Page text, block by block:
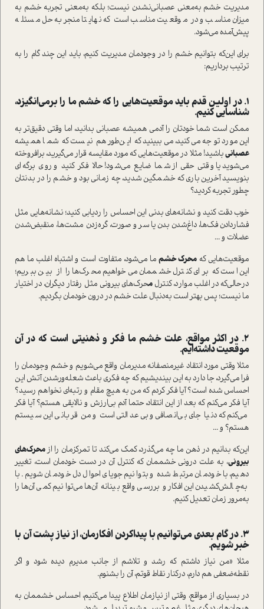
مدیریت خشم به‌معنی عصبانی‌نشدن نیست؛ بلکه به‌معنی تجربه خشم به‌
میزان مناسب و در موقعیت مناسب ا‌ست که نهایتا منجر‌به حل مسئله
پیش‌آمده می‌شود.
برای این‌که بتوانیم خشم را در وجودمان مدیریت کنیم، باید این چند گام را به
ترتیب برداریم:
1. در اولین قدم باید موقعیت‌هایی را که خشم ما را برمی‌انگیزد،
شناسایی کنیم.
ممکن ا‌ست شما خودتان را آدمی همیشه عصبانی بدانید، اما وقتی دقیق‌تر به
این مورد توجه می‌کنید، می‌ببینید که این‌طور هم نیست که شما همیشه
عصبانیباشید! مثلا در موقعیت‌هایی که مورد مقایسه قرار می‌گیرید، برافروخته
می‌شوید یا وقتی حقی از شما ضایع می‌شود! حالا فکر کنید و روی برگه‌ای
بنویسید آخرین باری که خشمگین شدید، چه زمانی بود و خشم را در بدنتان
چطور تجربه کردید؟
خوب دقت کنید و نشانه‌های بدنی این احساس را رد‌یابی کنید؛ نشانه‌هایی مثل
فشار‌دادن فک‌ها، داغ‌شدن بدن یا سر و صورت، گره‌زدن مشت‌ها، منقبض‌شدن
عضلات و ...
موقعیت‌هایی کهمحرک خشم ما می‌شود، متفاوت ا‌ست و اشتباه اغلب ما هم
این ا‌ست که برای کنترل خشممان می‌خواهیم محرک‌ها را از بین ببریم؛
در‌حالی‌که در اغلب موارد، کنترل محرک‌های بیرونی مثل رفتار دیگران، در اختیار
ما نیست؛ پس بهتر ا‌ست به‌دنبال علت خشم در درون خودمان بگردیم.
2. در اکثر مواقع، علت خشم ما فکر و ذهنیتی ا‌ست که در آن‌
موقعیت داشته‌ایم.
مثلا وقتی مورد انتقاد غیرمنصفانه مدیرمان واقع می‌شویم و خشم وجودمان را
فرا می‌گیرد، جا دارد به این بیندیشیم که چه فکری باعث شعله‌ور‌شدن آتش این
احساس شده ا‌ست؟ آیا فکر کردم که من به هیچ مقام و رتبه‌ای نخواهم رسید؟
آیا فکر می‌کنم که بعد از این انتقاد، حتما آدم بی‌ارزش و نالایقی هستم؟ آیا فکر
می‌کنم که دنیا جای بی‌انصافی و بی‌عدالتی ا‌ست و من قربانی این سیستم
هستم؟ و ...
این‌که بدانیم در ذهن ما چه می‌گذرد، کمک می‌کند تا تمرکزمان را ازمحرک‌های
بیرونی، به علت درونی خشممان که کنترل آن در دست خودمان ا‌ست، تغییر
دهیم، با خودمان مرتبط شده و بتوانیم جویای احوال دل خودمان شویم. با
به‌چالش‌کشیدن این افکار و بررسی واقع‌بینانه آن‌ها می‌توانیم کمی آن‌ها را
به‌مرور زمان تعدیل کنیم.
3. در گام بعدی می‌توانیم با پیدا‌کردن افکارمان، از نیاز پشت آن با
خبر شویم.
مثلا «من نیاز داشتم که رشد و تلاشم از جانب مدیرم دیده شود و اگر
نقطه‌ضعفی هم دارم، در‌کنار نقاط قوتم، آن را بشنوم.
در بسیاری از مواقع، وقتی از نیازمان اطلاع پیدا می‌کنیم، احساس خشممان به